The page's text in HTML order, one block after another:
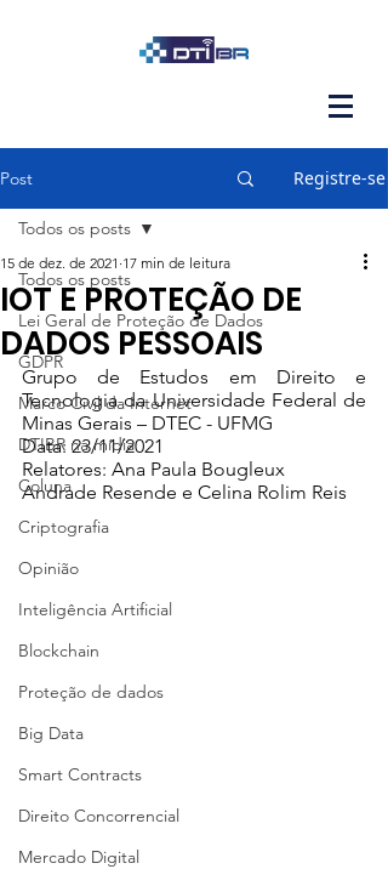
Post Registre-se
Todos os posts
Lei Geral de Proteção de Dados
GDPR
Marco Civil da Internet
DTIBR na mídia
Coluna
Criptografia
Opinião
Inteligência Artificial
Blockchain
Proteção de dados
Big Data
Smart Contracts
Direito Concorrencial
Mercado Digital
Todos os posts
IOT E PROTEÇÃO DE
DADOS PESSOAIS
15 de dez. de 2021 17 min de leitura
Grupo de Estudos em Direito e
Tecnologia da Universidade Federal de
Minas Gerais – DTEC - UFMG
Data: 23/11/2021
Relatores: Ana Paula Bougleux
Andrade Resende e Celina Rolim Reis